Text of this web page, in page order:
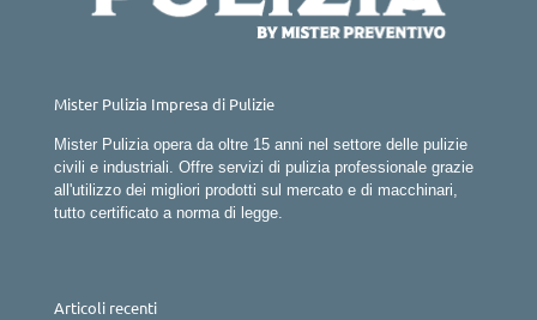
Mister Pulizia Impresa di Pulizie
Mister Pulizia opera da oltre 15 anni nel settore delle pulizie
civili e industriali. Offre servizi di pulizia professionale grazie
all'utilizzo dei migliori prodotti sul mercato e di macchinari,
tutto certificato a norma di legge.
Articoli recenti